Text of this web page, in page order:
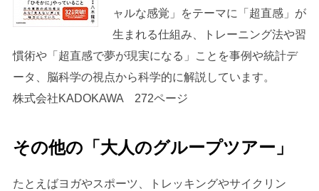
ャルな感覚」をテーマに「超直感」が
生まれる仕組み、トレーニング法や習
慣術や「超直感で夢が現実になる」ことを事例や統計デ
ータ、脳科学の視点から科学的に解説しています。
株式会社KADOKAWA 272ページ
その他の「大人のグループツアー」
たとえばヨガやスポーツ、トレッキングやサイクリン